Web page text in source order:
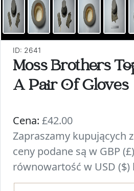
ID: 2641
Moss Brothers
A Pair Of Gloves
Cena: £42.00
Zapraszamy kupujących
ceny podane są w GBP
równowartość w USD ($)